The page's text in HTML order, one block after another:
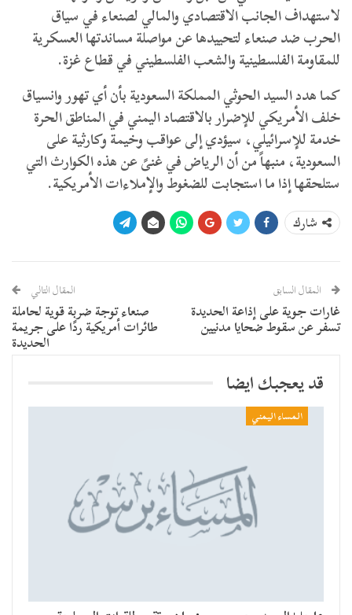
لاستهداف الجانب الاقتصادي والمالي لصنعاء في سياق
الحرب ضد صنعاء لتحييدها عن مواصلة مساندتها العسكرية
للمقاومة الفلسطينية والشعب الفلسطيني في قطاع غزة.
كما هدد السيد الحوثي المملكة السعودية بأن أي تهور وانسياق
خلف الأمريكي للإضرار بالاقتصاد اليمني في المناطق الحرة
خدمة للإسرائيلي، سيؤدي إلى عواقب وخيمة وكارثية على
السعودية، منبهاً من أن الرياض في غنىً عن هذه الكوارث التي
ستلحقها إذا ما استجابت للضغوط والإملاءات الأمريكية.
شارك
المقال السابق
غارات جوية على إذاعة الحديدة
تسفر عن سقوط ضحايا مدنيين
المقال التالي
صنعاء توجة ضربة قوية لحاملة
طائرات أمريكية ردًا على جريمة
الحديدة
قد يعجبك ايضا
المساء اليمني